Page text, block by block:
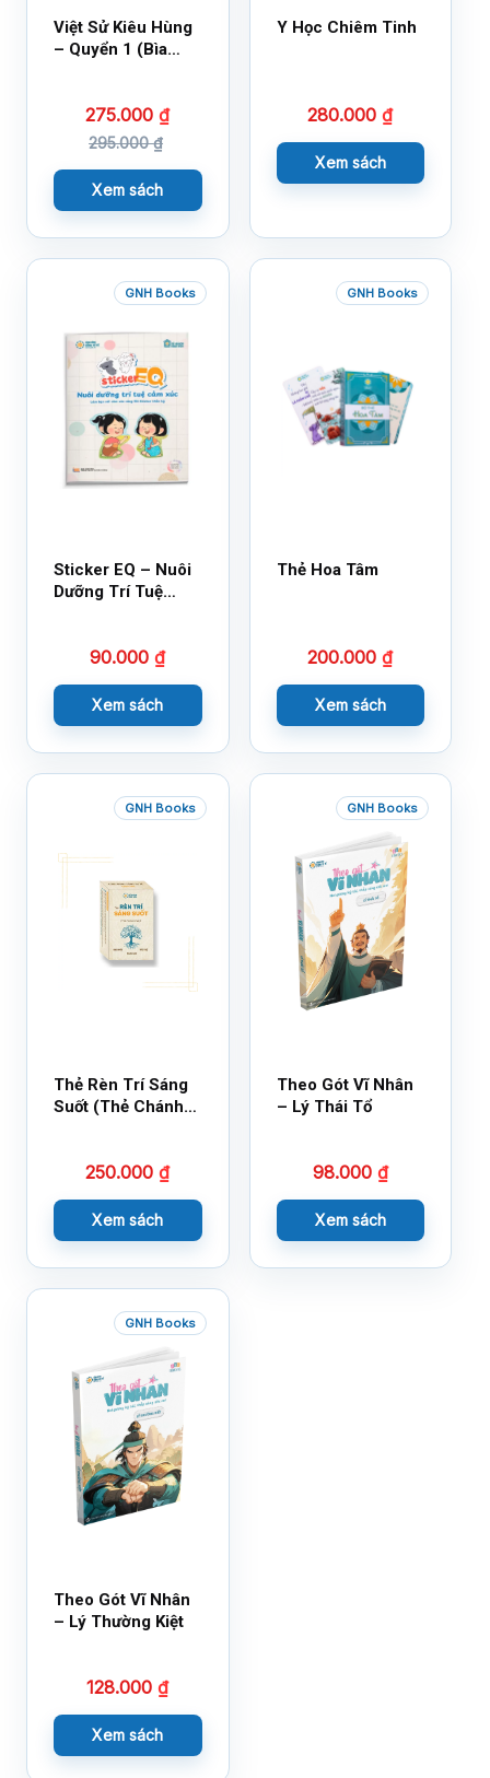
Việt Sử Kiêu Hùng
– Quyển 1 (Bìa
275.000₫
295.000₫
Xem sách
Y Học Chiêm Tinh
280.000₫
Xem sách
GNH Books
Sticker EQ – Nuôi
Dưỡng Trí Tuệ
Cùng 150 Sticker
90.000₫
Xem sách
GNH Books
Thẻ Hoa Tâm
200.000₫
Xem sách
GNH Books
Thẻ Rèn Trí Sáng
Suốt (Thẻ Chánh
250.000₫
Xem sách
GNH Books
Theo Gót Vĩ Nhân
– Lý Thái Tổ
98.000 ₫
Xem sách
GNH Books
Theo Gót Vĩ Nhân
– Lý Thường Kiệt
128.000₫
Xem sách